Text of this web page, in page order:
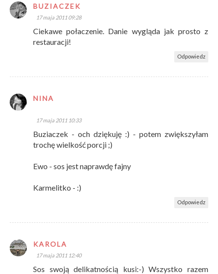
BUZIACZEK
17 maja 2011 09:28
Ciekawe połaczenie. Danie wygląda jak prosto z
restauracji!
Odpowiedz
NINA
17 maja 2011 10:33
Buziaczek - och dziękuję :) - potem zwiększyłam
trochę wielkość porcji ;)
Ewo - sos jest naprawdę fajny
Karmelitko - :)
Odpowiedz
KAROLA
17 maja 2011 12:40
Sos swoją delikatnością kusi:-) Wszystko razem